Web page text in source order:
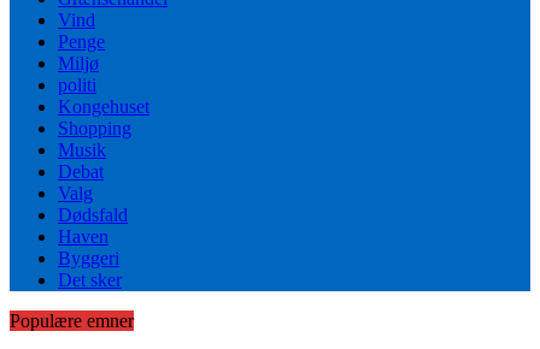
Vind
Penge
Miljø
politi
Kongehuset
Shopping
Musik
Debat
Valg
Dødsfald
Haven
Byggeri
Det sker
Populære emner